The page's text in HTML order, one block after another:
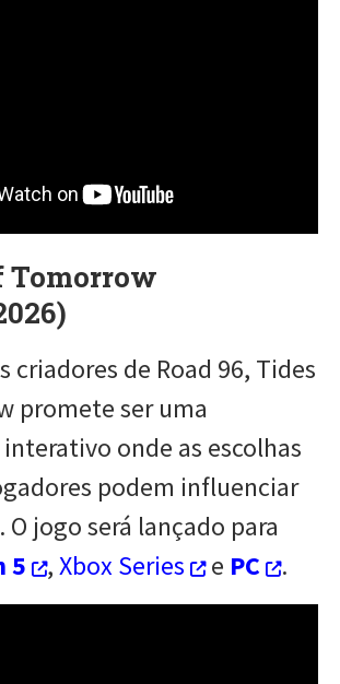
Tomorrow
criadores de Road 96, Tides
promete ser uma
onde as escolhas
podem influenciar
O jogo será lançado para
5
,Xbox Series e PC .